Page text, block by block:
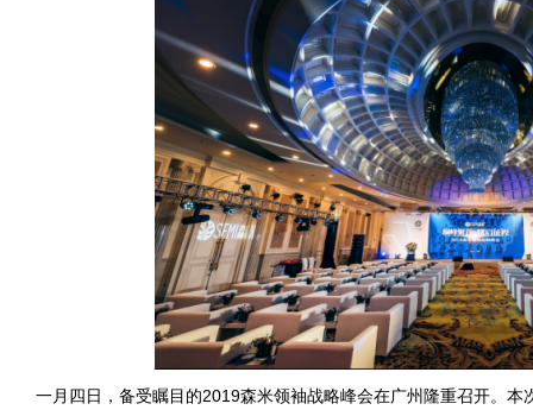
一月四日，备受瞩目的2019森米领袖战略峰会在广州隆重召开。